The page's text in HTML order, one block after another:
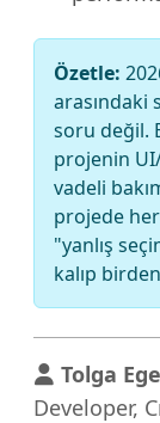
Özetle:
arasındaki
soru değil.
projenin
vadeli
projede
"yanlış
kalıp
Tolga Ege
Developer,